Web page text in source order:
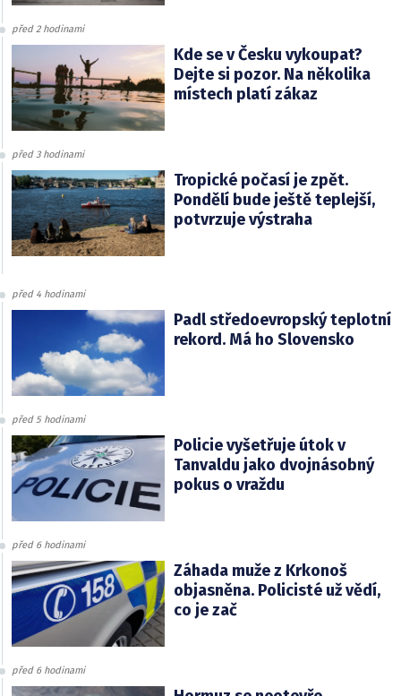
před 2 hodinami
Kde se v Česku vykoupat?
Dejte si pozor. Na několika
místech platí zákaz
před 3 hodinami
Tropické počasí je zpět.
Pondělí bude ještě teplejší,
potvrzuje výstraha
před 4 hodinami
Padl středoevropský teplotní
rekord. Má ho Slovensko
před 5 hodinami
Policie vyšetřuje útok v
Tanvaldu jako dvojnásobný
pokus o vraždu
před 6 hodinami
Záhada muže z Krkonoš
objasněna. Policisté už vědí,
co je zač
před 6 hodinami